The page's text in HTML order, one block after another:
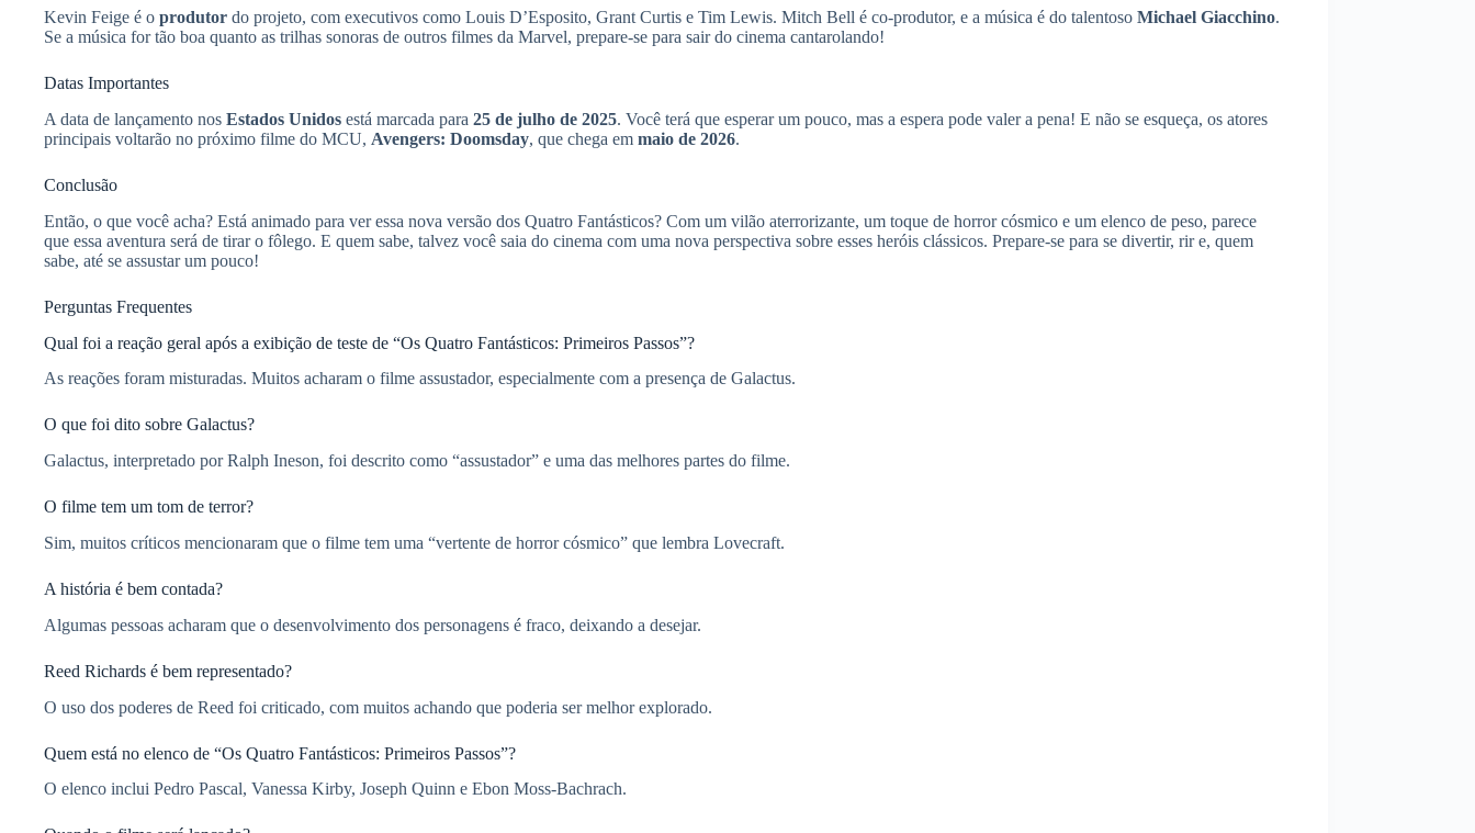
Kevin Feige é o produtor do projeto, com executivos como Louis D’Esposito, Grant Curtis e Tim Lewis. Mitch Bell é co-produtor, e a música é do talentoso Michael Giacchino.
Se a música for tão boa quanto as trilhas sonoras de outros filmes da Marvel, prepare-se para sair do cinema cantarolando!
Datas Importantes
A data de lançamento nos Estados Unidos está marcada para 25 de julho de 2025. Você terá que esperar um pouco, mas a espera pode valer a pena! E não se esqueça, os atores
principais voltarão no próximo filme do MCU, Avengers: Doomsday, que chega em maio de 2026.
Conclusão
Então, o que você acha? Está animado para ver essa nova versão dos Quatro Fantásticos? Com um vilão aterrorizante, um toque de horror cósmico e um elenco de peso, parece
que essa aventura será de tirar o fôlego. E quem sabe, talvez você saia do cinema com uma nova perspectiva sobre esses heróis clássicos. Prepare-se para se divertir, rir e, quem
sabe, até se assustar um pouco!
Perguntas Frequentes
Qual foi a reação geral após a exibição de teste de “Os Quatro Fantásticos: Primeiros Passos”?
As reações foram misturadas. Muitos acharam o filme assustador, especialmente com a presença de Galactus.
O que foi dito sobre Galactus?
Galactus, interpretado por Ralph Ineson, foi descrito como “assustador” e uma das melhores partes do filme.
O filme tem um tom de terror?
Sim, muitos críticos mencionaram que o filme tem uma “vertente de horror cósmico” que lembra Lovecraft.
A história é bem contada?
Algumas pessoas acharam que o desenvolvimento dos personagens é fraco, deixando a desejar.
Reed Richards é bem representado?
O uso dos poderes de Reed foi criticado, com muitos achando que poderia ser melhor explorado.
Quem está no elenco de “Os Quatro Fantásticos: Primeiros Passos”?
O elenco inclui Pedro Pascal, Vanessa Kirby, Joseph Quinn e Ebon Moss-Bachrach.